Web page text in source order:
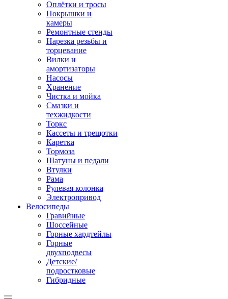
Оплётки и тросы
Покрышки и
камеры
Ремонтные стенды
Нарезка резьбы и
торцевание
Вилки и
амортизаторы
Насосы
Хранение
Чистка и мойка
Смазки и
техжидкости
Торкс
Кассеты и трещотки
Каретка
Тормоза
Шатуны и педали
Втулки
Рама
Рулевая колонка
Электропривод
Велосипеды
Гравийные
Шоссейные
Горные хардтейлы
Горные
двухподвесы
Детские/
подростковые
Гибридные